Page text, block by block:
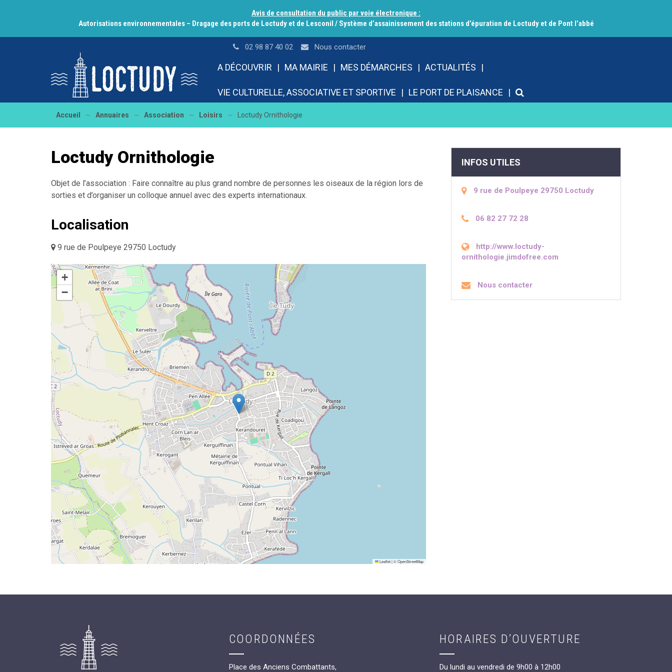
Avis de consultation du public par voie électronique :
Autorisations environnementales – Dragage des ports de Loctudy et de Lesconil / Système d’assainissement des stations d’épuration de Loctudy et de Pont l’abbé
02 98 87 40 02 Nous contacter
A DÉCOUVRIR MA MAIRIE MES DÉMARCHES ACTUALITÉS
VIE CULTURELLE, ASSOCIATIVE ET SPORTIVE LE PORT DE PLAISANCE
Accueil ~ Annuaires ~ Association ~ Loisirs ~ Loctudy Ornithologie
Loctudy Ornithologie
Objet de l’association : Faire connaître au plus grand nombre de personnes les oiseaux de la région lors de
sorties et d’organiser un colloque annuel avec des experts internationaux.
Localisation
9 rue de Poulpeye 29750 Loctudy
+
−
Leaflet|©OpenStreetMap
INFOS UTILES
9 rue de Poulpeye 29750 Loctudy
06 82 27 72 28
http://www.loctudy-
ornithologie.jimdofree.com
Nous contacter
COORDONNÉES
Place des Anciens Combattants,
HORAIRES D’OUVERTURE
Du lundi au vendredi de 9h00 à 12h00